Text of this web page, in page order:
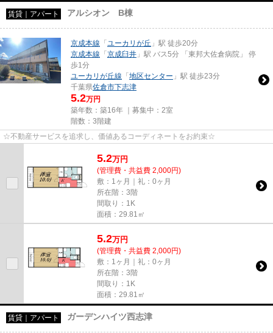
賃貸｜アパート アルシオン B棟
京成本線 「 ユーカリが丘 」駅 徒歩20分
京成本線 「 京成臼井 」駅 バス5分 「東邦大佐倉病院」 停
歩1分
ユーカリが丘線 「 地区センター 」駅 徒歩23分
千葉県佐倉市下志津
5.2万円
築年数：築16年 ｜募集中： 2室
階数：3階建
☆不動産サービスを追求し、価値あるコーディネートをお約束☆
5.2万円
(管理費・共益費 2,000円)
敷：1ヶ月｜礼：0ヶ月
所在階：3階
間取り：1K
面積：29.81㎡
5.2万円
(管理費・共益費 2,000円)
敷：1ヶ月｜礼：0ヶ月
所在階：3階
間取り：1K
面積：29.81㎡
賃貸｜アパート ガーデンハイツ西志津